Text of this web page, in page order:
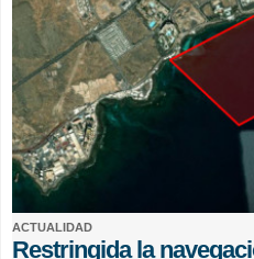
ACTUALIDAD
Restringida la